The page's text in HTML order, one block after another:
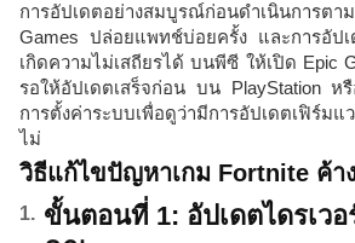
การอัปเดตอย่างสมบูรณ์ก่อนดำเนินการต
Games ปล่อยแพทช์บ่อยครั้ง และการอัปเ
เกิดความไม่เสถียรได้ บนพีซี ให้เปิด Epic
รอให้อัปเดตเสร็จก่อน บน PlayStation ห
การตั้งค่าระบบเพื่อดูว่ามีการอัปเดตเฟิร์ม
ไม่
วิธีแก้ไขปัญหาเกม Fortnite ค้า
ขั้นตอนที่ 1: อัปเดตไดรเว